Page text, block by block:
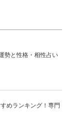
勢と性格・相性占い
めランキング！専門